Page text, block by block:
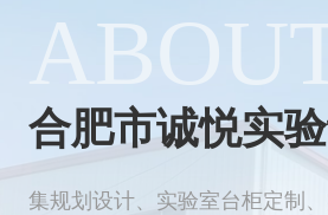
合肥市诚悦实
集规划设计、实验室台柜定制